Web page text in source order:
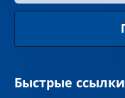
Быстрые ссылки